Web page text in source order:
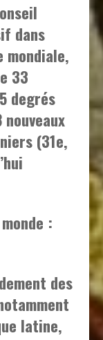
dans
mondiale,
33
degrés
(31e,
:
des
latine,